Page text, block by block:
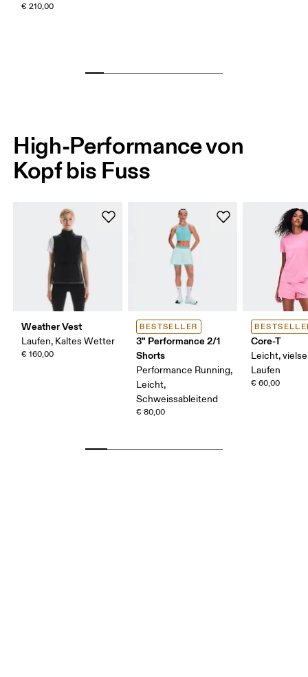
€ 210,00
High-Performance von
Kopf bis Fuss
Weather Vest
Laufen, Kaltes Wetter
€ 160,00
BESTSELLER
3" Performance 2/1
Shorts
Performance Running,
Leicht,
Schweissableitend
€ 80,00
Core-T
Leicht,
Laufen
€ 60,00